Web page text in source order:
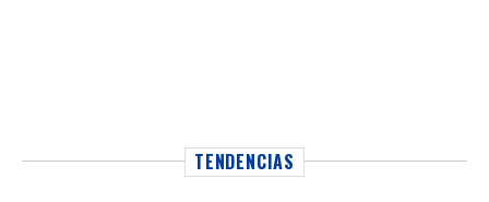
TENDENCIAS